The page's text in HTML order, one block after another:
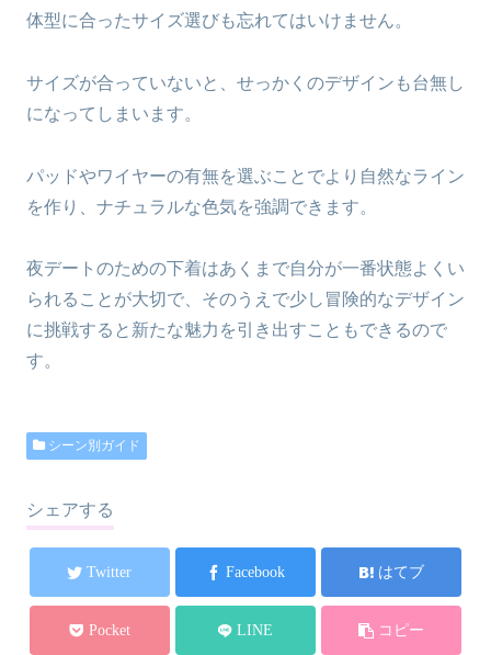
体型に合ったサイズ選びも忘れてはいけません。
サイズが合っていないと、せっかくのデザインも台無し
になってしまいます。
パッドやワイヤーの有無を選ぶことでより自然なライン
を作り、ナチュラルな色気を強調できます。
夜デートのための下着はあくまで自分が一番状態よくい
られることが大切で、そのうえで少し冒険的なデザイン
に挑戦すると新たな魅力を引き出すこともできるので
す。
シーン別ガイド
シェアする
Twitter Facebook はてブ
Pocket LINE コピー